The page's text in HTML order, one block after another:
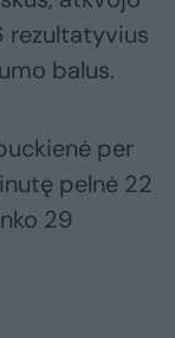
rezultatyvius
balus.
per
pelnė 22
29